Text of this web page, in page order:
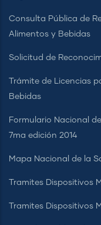
Consulta Pública de
Alimentos y Bebidas
Solicitud de
Trámite de Licencias
Bebidas
Formulario Nacional
7ma edición 2014
Mapa Nacional de la
Tramites Dispositivos
Tramites Dispositivos